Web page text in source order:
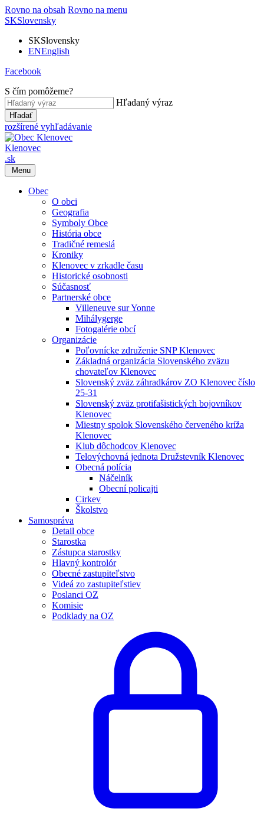
Rovno na obsah Rovno na menu
SKSlovensky
SKSlovensky
ENEnglish
Facebook
S čím pomôžeme?
Hľadaný výraz
Hľadať
rozšírené vyhľadávanie
Klenovec
.sk
Menu
Obec
O obci
Geografia
Symboly Obce
História obce
Tradičné remeslá
Kroniky
Klenovec v zrkadle času
Historické osobnosti
Súčasnosť
Partnerské obce
Villeneuve sur Yonne
Mihálygerge
Fotogalérie obcí
Organizácie
Poľovnícke združenie SNP Klenovec
Základná organizácia Slovenského zväzu
chovateľov Klenovec
Slovenský zväz záhradkárov ZO Klenovec číslo
25-31
Slovenský zväz protifašistických bojovníkov
Klenovec
Miestny spolok Slovenského červeného kríža
Klenovec
Klub dôchodcov Klenovec
Telovýchovná jednota Družstevník Klenovec
Obecná polícia
Náčelník
Obecní policajti
Cirkev
Školstvo
Samospráva
Detail obce
Starostka
Zástupca starostky
Hlavný kontrolór
Obecné zastupiteľstvo
Videá zo zastupiteľstiev
Poslanci OZ
Komisie
Podklady na OZ